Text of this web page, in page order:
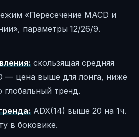
«Пересечение MACD и
параметры 12/26/9.
скользящая средняя
— цена выше для лонга, ниже
тренд.
ADX(14) выше 20 на 1ч.
в боковике.